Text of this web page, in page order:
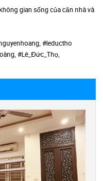
gian sống của căn nhà và
#leductho
#Lê_Đức_Thọ,